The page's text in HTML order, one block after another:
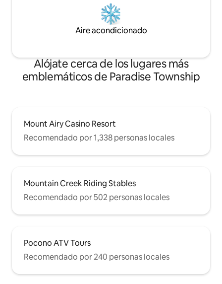
Aire acondicionado
Alójate cerca de los lugares más
emblemáticos de Paradise Township
Mount Airy Casino Resort
Recomendado por 1,338 personas locales
Mountain Creek Riding Stables
Recomendado por 502 personas locales
Pocono ATV Tours
Recomendado por 240 personas locales